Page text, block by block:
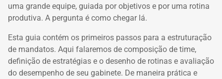
uma grande equipe, guiada por objetivos e por uma rotina
produtiva. A pergunta é como chegar lá.
Esta guia contém os primeiros passos para a estruturação
de mandatos. Aqui falaremos de composição de time,
definição de estratégias e o desenho de rotinas e avaliação
do desempenho de seu gabinete. De maneira prática e